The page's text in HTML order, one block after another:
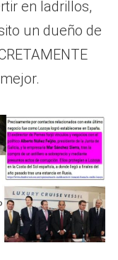
en ladrillos,
un dueño de